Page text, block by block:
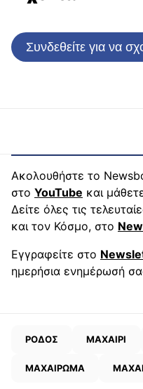
Συνδεθείτε για να
Ακολουθήστε το
στο YouTube και
Δείτε όλες τις
και τον Κόσμο, στο
Εγγραφείτε στο
ημερήσια ενημέρωσή
ΡΟΔΟΣ ΜΑΧΑΙΡΙ
ΜΑΧΑΙΡΩΜΑ